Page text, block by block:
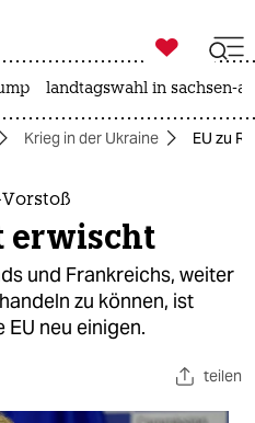
ich

taz zahl ich
landtagswahl in sachsen-
Krieg in der Ukraine EU zu
erwischt
und Frankreichs, weiter
zu können, ist
neu einigen.
teilen